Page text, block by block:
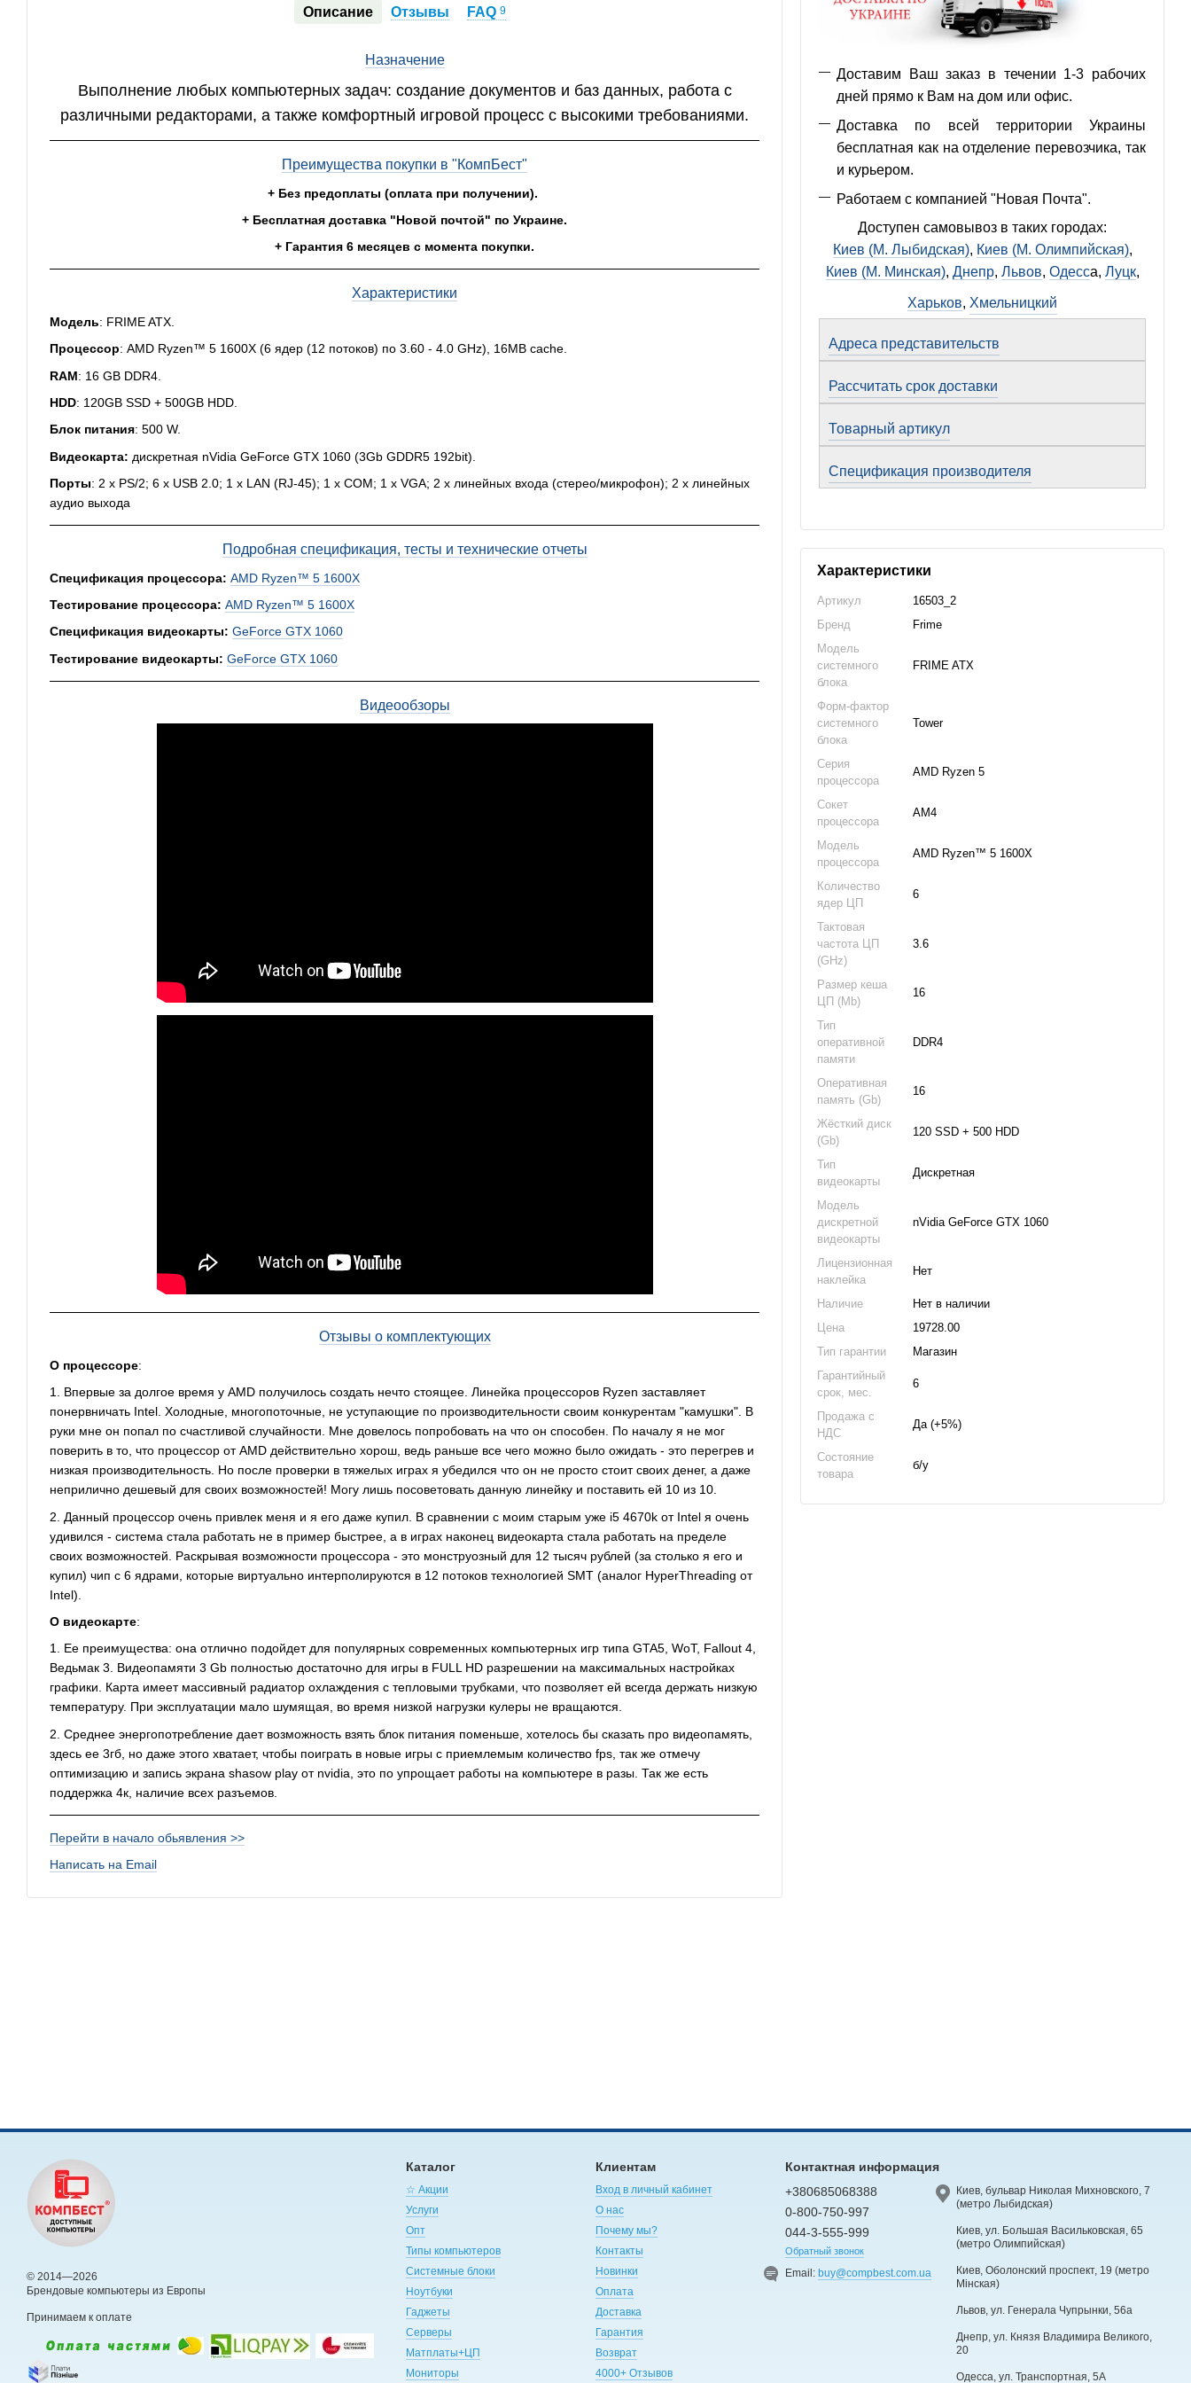
Описание Отзывы FAQ9
Назначение
Выполнение любых компьютерных задач: создание документов и баз данных, работа с
различными редакторами, а также комфортный игровой процесс с высокими требованиями.
Преимущества покупки в "КомпБест"
+ Без предоплаты (оплата при получении).
+ Бесплатная доставка "Новой почтой" по Украине.
+ Гарантия 6 месяцев с момента покупки.
Характеристики
Модель: FRIME ATX.
Процессор: AMD Ryzen™ 5 1600Х (6 ядер (12 потоков) по 3.60 - 4.0 GHz), 16MB cache.
RAM: 16 GB DDR4.
HDD: 120GB SSD + 500GB HDD.
Блок питания: 500 W.
Видеокарта: дискретная nVidia GeForce GTX 1060 (3Gb GDDR5 192bit).
Порты: 2 x PS/2; 6 x USB 2.0; 1 x LAN (RJ-45); 1 x COM; 1 x VGA; 2 x линейных входа (стерео/микрофон); 2 x линейных
аудио выхода
Подробная спецификация, тесты и технические отчеты
Спецификация процессора: AMD Ryzen™ 5 1600Х
Тестирование процессора: AMD Ryzen™ 5 1600Х
Спецификация видеокарты: GeForce GTX 1060
Тестирование видеокарты: GeForce GTX 1060
Видеообзоры
Отзывы о комплектующих
О процессоре:
1. Впервые за долгое время у AMD получилось создать нечто стоящее. Линейка процессоров Ryzen заставляет
понервничать Intel. Холодные, многопоточные, не уступающие по производительности своим конкурентам "камушки". В
руки мне он попал по счастливой случайности. Мне довелось попробовать на что он способен. По началу я не мог
поверить в то, что процессор от AMD действительно хорош, ведь раньше все чего можно было ожидать - это перегрев и
низкая производительность. Но после проверки в тяжелых играх я убедился что он не просто стоит своих денег, а даже
неприлично дешевый для своих возможностей! Могу лишь посоветовать данную линейку и поставить ей 10 из 10.
2. Данный процессор очень привлек меня и я его даже купил. В сравнении с моим старым уже i5 4670k от Intel я очень
удивился - система стала работать не в пример быстрее, а в играх наконец видеокарта стала работать на пределе
своих возможностей. Раскрывая возможности процессора - это монструозный для 12 тысяч рублей (за столько я его и
купил) чип с 6 ядрами, которые виртуально интерполируются в 12 потоков технологией SMT (аналог HyperThreading от
Intel).
О видеокарте:
1. Ее преимущества: она отлично подойдет для популярных современных компьютерных игр типа GTA5, WoT, Fallout 4,
Ведьмак 3. Видеопамяти 3 Gb полностью достаточно для игры в FULL HD разрешении на максимальных настройках
графики. Карта имеет массивный радиатор охлаждения с тепловыми трубками, что позволяет ей всегда держать низкую
температуру. При эксплуатации мало шумящая, во время низкой нагрузки кулеры не вращаются.
2. Среднее энергопотребление дает возможность взять блок питания поменьше, хотелось бы сказать про видеопамять,
здесь ее 3гб, но даже этого хватает, чтобы поиграть в новые игры с приемлемым количество fps, так же отмечу
оптимизацию и запись экрана shasow play от nvidia, это по упрощает работы на компьютере в разы. Так же есть
поддержка 4к, наличие всех разъемов.
Перейти в начало обьявления >>
Написать на Email
Доставим Ваш заказ в течении 1-3 рабочих
дней прямо к Вам на дом или офис.
Доставка по всей территории Украины
бесплатная как на отделение перевозчика, так
и курьером.
Работаем с компанией "Новая Почта".
Доступен самовывоз в таких городах:
Киев (М. Лыбидская), Киев (М. Олимпийская),
Киев (М. Минская), Днепр, Львов, Одесса, Луцк,
Харьков, Хмельницкий
Адреса представительств
Рассчитать срок доставки
Товарный артикул
Спецификация производителя
Характеристики
Артикул
16503_2
Бренд
Frime
Модель
системного
блока
FRIME ATX
Форм-фактор
системного
блока
Tower
Серия
процессора
AMD Ryzen 5
Сокет
процессора
AM4
Модель
процессора
AMD Ryzen™ 5 1600Х
Количество
ядер ЦП
6
Тактовая
частота ЦП
(GHz)
3.6
Размер кеша
ЦП (Mb)
16
Тип
оперативной
памяти
DDR4
Оперативная
память (Gb)
16
Жёсткий диск
(Gb)
120 SSD + 500 HDD
Тип
видеокарты
Дискретная
Модель
дискретной
видеокарты
nVidia GeForce GTX 1060
Лицензионная
наклейка
Нет
Наличие
Нет в наличии
Цена
19728.00
Тип гарантии
Магазин
Гарантийный
срок, мес.
6
Продажа с
НДС
Да (+5%)
Состояние
товара
б/у
© 2014—2026
Брендовые компьютеры из Европы
Принимаем к оплате
Каталог
☆ Акции
Услуги
Опт
Типы компьютеров
Системные блоки
Ноутбуки
Гаджеты
Серверы
Матплаты+ЦП
Мониторы
Клиентам
Вход в личный кабинет
О нас
Почему мы?
Контакты
Новинки
Оплата
Доставка
Гарантия
Возврат
4000+ Отзывов
Контактная информация
+380685068388
0-800-750-997
044-3-555-999
Обратный звонок
Email:buy@compbest.com.ua
Киев, бульвар Николая Михновского, 7
(метро Лыбидская)
Киев, ул. Большая Васильковская, 65
(метро Олимпийская)
Киев, Оболонский проспект, 19 (метро
Мінская)
Львов, ул. Генерала Чупрынки, 56а
Днепр, ул. Князя Владимира Великого,
20
Одесса, ул. Транспортная, 5А